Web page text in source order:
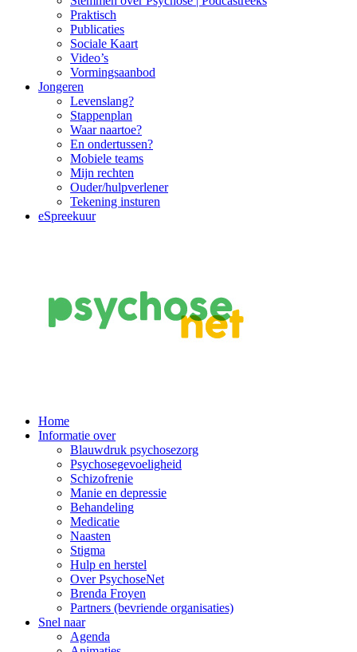
Praktisch
Publicaties
Sociale Kaart
Video’s
Vormingsaanbod
Jongeren
Levenslang?
Stappenplan
Waar naartoe?
En ondertussen?
Mobiele teams
Mijn rechten
Ouder/hulpverlener
Tekening insturen
eSpreekuur
Main
Navigation
Home
Informatie over
Blauwdruk psychosezorg
Psychosegevoeligheid
Schizofrenie
Manie en depressie
Behandeling
Medicatie
Naasten
Stigma
Hulp en herstel
Over PsychoseNet
Brenda Froyen
Partners (bevriende organisaties)
Snel naar
Agenda